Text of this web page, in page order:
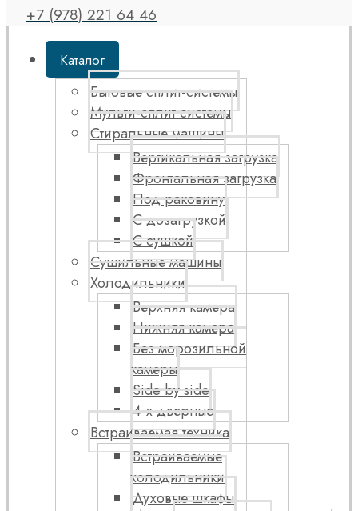
+7 (978) 221 64 46
Каталог
Бытовые сплит-системы
Мульти-сплит системы
Стиральные машины
Вертикальная загрузка
Фронтальная загрузка
Под раковину
С дозагрузкой
С сушкой
Сушильные машины
Холодильники
Верхняя камера
Нижняя камера
Без морозильной
камеры
Side by side
4-х дверные
Встраиваемая техника
Встраиваемые
холодильники
Духовые шкафы